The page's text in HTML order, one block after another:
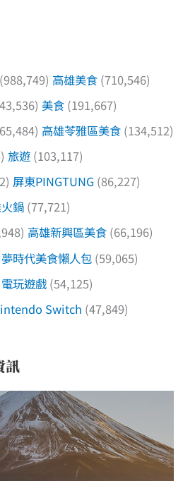
(988,749) 高雄美食 (710,546)
美食 (191,667)
高雄苓雅區美食 (134,512)
旅遊 (103,117)
屏東PINGTUNG (86,227)
鍋 (77,721)
高雄新興區美食 (66,196)
夢時代美食懶人包 (59,065)
電玩遊戲 (54,125)
Switch (47,849)
訊